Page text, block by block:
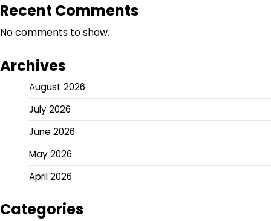
Recent Comments
No comments to show.
Archives
August 2026
July 2026
June 2026
May 2026
April 2026
Categories